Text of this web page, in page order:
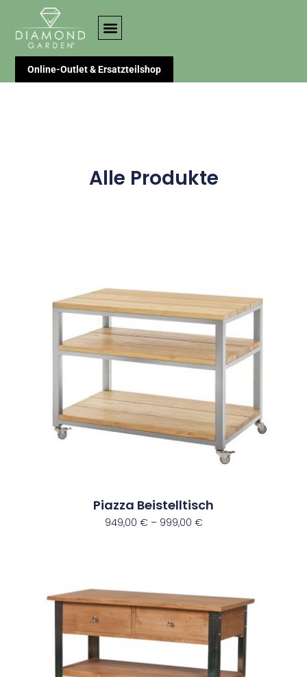
Online-Outlet & Ersatzteilshop
Alle Produkte
Piazza Beistelltisch
949,00 € – 999,00 €